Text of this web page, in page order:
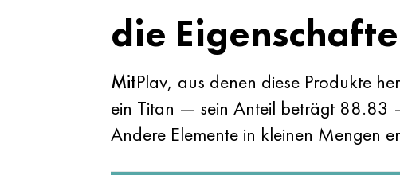
die
MitPlav, aus denen diese Produkte
ein Titan — sein Anteil beträgt
Andere Elemente in kleinen Mengen